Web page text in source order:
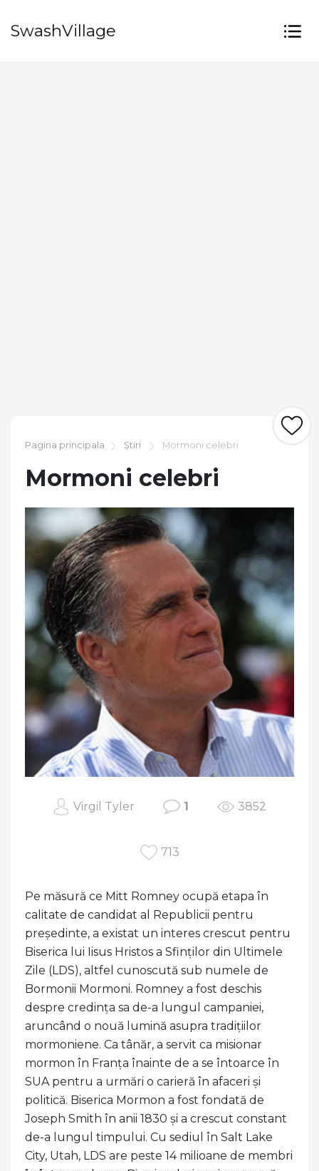
SwashVillage
Pagina principala Știri Mormoni celebri
Mormoni celebri
Virgil Tyler 1 3852
713
Pe măsură ce Mitt Romney ocupă etapa în
calitate de candidat al Republicii pentru
președinte, a existat un interes crescut pentru
Biserica lui Iisus Hristos a Sfinților din Ultimele
Zile (LDS), altfel cunoscută sub numele de
Bormonii Mormoni. Romney a fost deschis
despre credința sa de-a lungul campaniei,
aruncând o nouă lumină asupra tradițiilor
mormoniene. Ca tânăr, a servit ca misionar
mormon în Franța înainte de a se întoarce în
SUA pentru a urmări o carieră în afaceri și
politică. Biserica Mormon a fost fondată de
Joseph Smith în anii 1830 și a crescut constant
de-a lungul timpului. Cu sediul în Salt Lake
City, Utah, LDS are peste 14 milioane de membri